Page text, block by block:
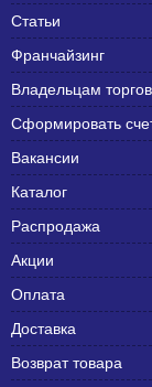
Статьи
Франчайзинг
Владельцам
Сформировать
Вакансии
Каталог
Распродажа
Акции
Оплата
Доставка
Возврат товара